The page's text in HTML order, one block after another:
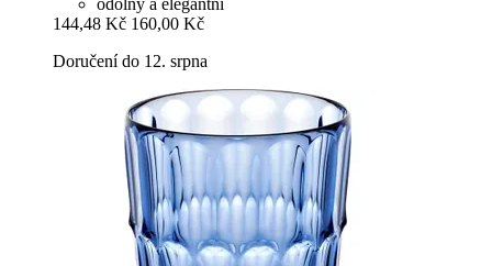
odolný a elegantní
144,48 Kč 160,00 Kč
Doručení do 12. srpna